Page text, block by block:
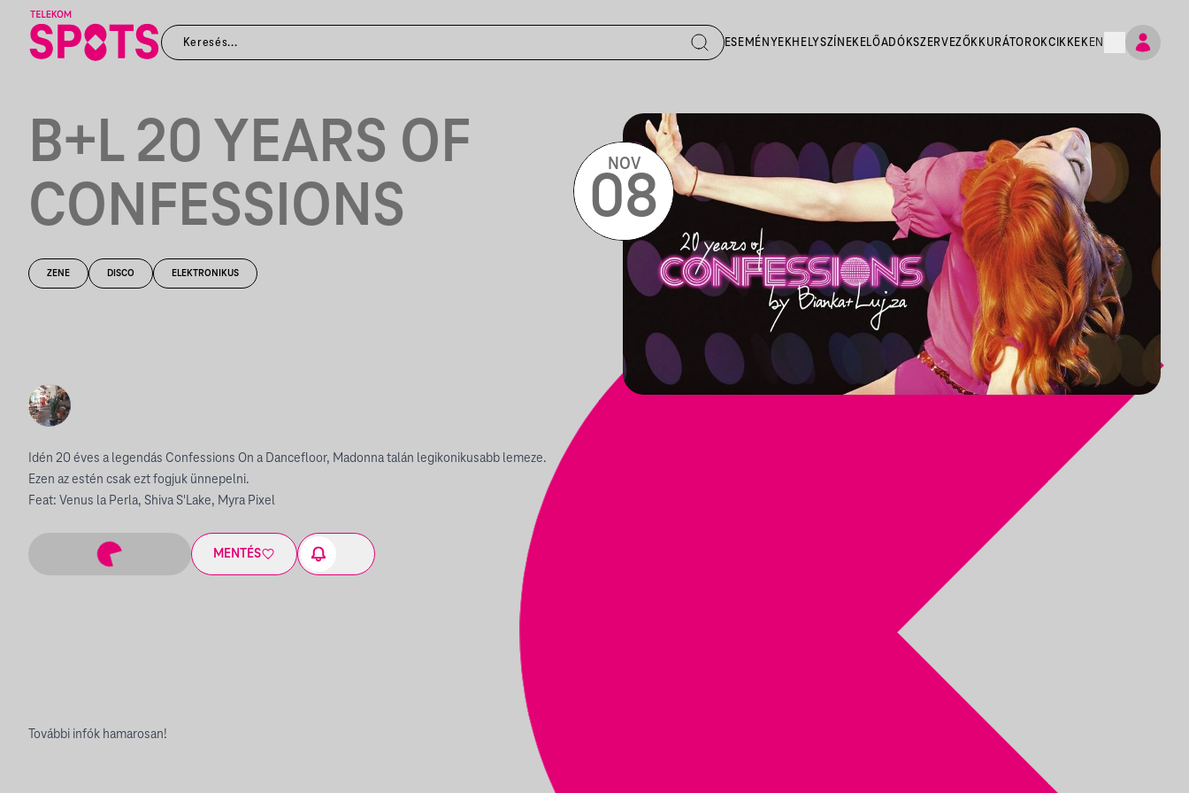
ESEMÉNYEKHELYSZÍNEK ELŐADÓKSZERVEZŐK KURÁTOROKCIKKEK EN
B+L 20 YEARS OF
CONFESSIONS
ZENE DISCO ELEKTRONIKUS
Idén 20 éves a legendás Confessions On a Dancefloor, Madonna talán legikonikusabb lemeze.
Ezen az estén csak ezt fogjuk ünnepelni.
Feat: Venus la Perla, Shiva S'Lake, Myra Pixel
MENTÉS
NOV
08
További infók hamarosan!